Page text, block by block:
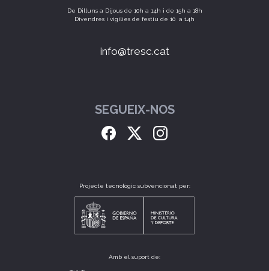
De Dilluns a Dijous de 10h a 14h i de 15h a 18h
Divendres i vigílies de festiu de 10 a 14h
info@tresc.cat
SEGUEIX-NOS
Projecte tecnològic subvencionat per:
Amb el suport de: